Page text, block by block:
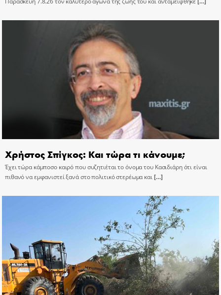
Χρήστος Σπίγκος: Και τώρα τι κάνουμε;
Έχει τώρα κάμποσο καιρό που συζητιέται το όνομα του Κασιδιάρη ότι είναι
πιθανό να εμφανιστεί ξανά στο πολιτικό στερέωμα και[…]